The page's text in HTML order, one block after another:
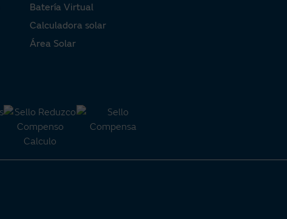
Batería Virtual
Calculadora solar
Área Solar